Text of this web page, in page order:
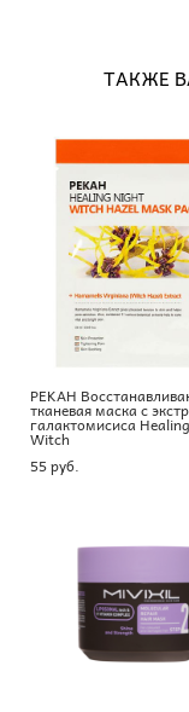
ТАКЖЕ
PEKAH
тканевая маска с
галактомисиса
Witch
55 pуб.